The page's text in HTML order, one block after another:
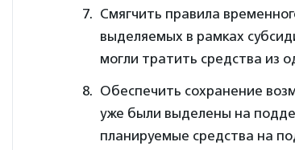
Смягчить правила
выделяемых в рамках
могли тратить средства из
Обеспечить сохранение
уже были выделены на
планируемые средства на